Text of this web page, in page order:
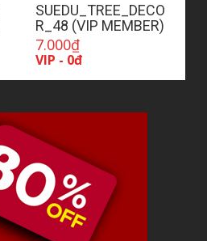
SUEDU_TREE_DECO
R_48 (VIP MEMBER)
7.000₫
VIP - 0đ